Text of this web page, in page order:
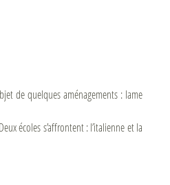
de quelques aménagements : lame
écoles s’affrontent : l’italienne et la